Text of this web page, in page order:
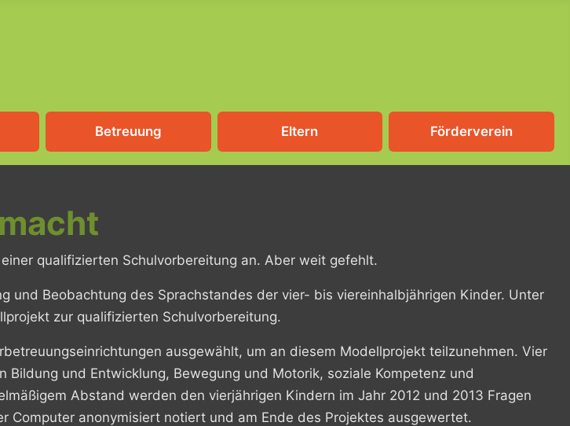
Betreuung Eltern Förderverein
qualifizierten Schulvorbereitung an. Aber weit gefehlt.
Beobachtung des Sprachstandes der vier- bis viereinhalbjährigen Kinder. Unter
zur qualifizierten Schulvorbereitung.
ausgewählt, um an diesem Modellprojekt teilzunehmen. Vier
und Entwicklung, Bewegung und Motorik, soziale Kompetenz und
Abstand werden den vierjährigen Kindern im Jahr 2012 und 2013 Fragen
Computer anonymisiert notiert und am Ende des Projektes ausgewertet.